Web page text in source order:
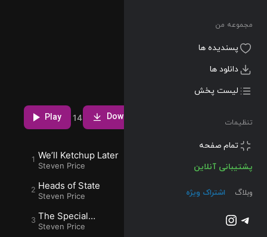
مجموعه من
پسندیده ها
دانلود ها
لیست پخش
تنظیمات
تمام صفحه
پشتیبانی آنلاین
وبلاگ اشتراک ویژه
تلگراماینستاگرم
01:09:42
2025/07/02
آلبوم Heads of
Motion Picture
Steven Price با
FLAC
Play 14 Download
We’ll Ketchup Later
Steven Price
Heads of State
Steven Price
The Special
Relationship
Steven Price